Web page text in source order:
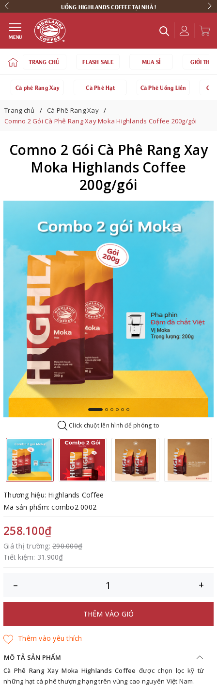
UỐNG HIGHLANDS COFFEE TẠI NHÀ !
MENU
TRANG CHỦ FLASH SALE MUA SỈ GIỚI
Cà phê Rang Xay Cà Phê Hạt Cà Phê Uống Liền Cà
Trang chủ
Cà Phê Rang Xay
Comno 2 Gói Cà Phê Rang Xay Moka Highlands Coffee 200g/gói
Comno 2 Gói Cà Phê Rang Xay
Moka Highlands Coffee
200g/gói
Click chuột lên hình để phóng to
Thương hiệu: Highlands Coffee
Mã sản phẩm: combo2 0002
258.100₫
Giá thị trường: 290.000₫
Tiết kiệm: 31.900₫
– +
THÊM VÀO GIỎ
MÔ TẢ SẢN PHẨM
Cà Phê Rang Xay Moka Highlands Coffee được chọn lọc kỹ từ
những hạt cà phê thượng hạng trên vùng cao nguyên Việt Nam.